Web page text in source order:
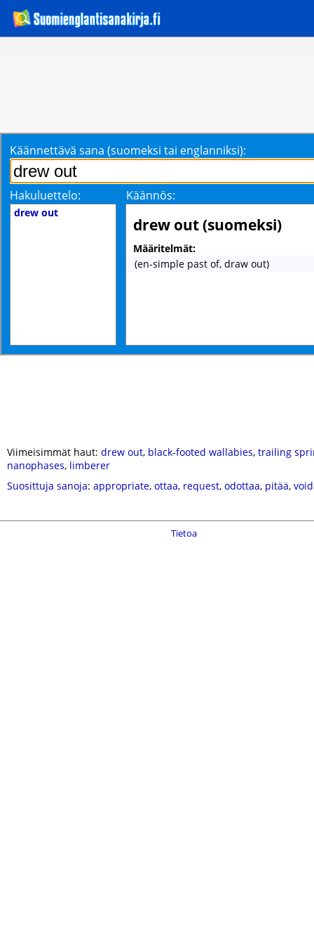
Käännettävä sana (suomeksi tai englanniksi):
Hakuluettelo: Käännös:
drew out
drew out (suomeksi)
Määritelmät:
(en-simple past of, draw out)
Viimeisimmät haut: drew out, black-footed wallabies, trailing
nanophases, limberer
Suosittuja sanoja: appropriate, ottaa, request, odottaa, pitää,
Tietoa